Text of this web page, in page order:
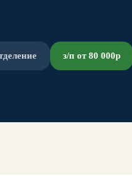
з/п от 80 000р